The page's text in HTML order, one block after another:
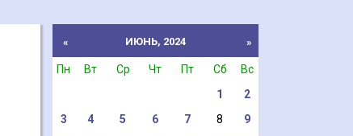
« ИЮНЬ, 2024 »
Пн Вт Ср Чт Пт Сб
Вс
1
2
3
4 5 6 7 8
9